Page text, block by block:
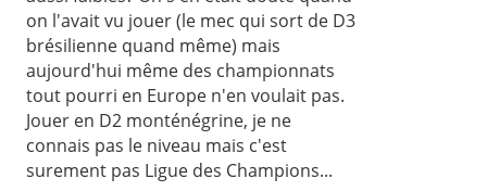
on l'avait vu jouer (le mec qui sort de D3
brésilienne quand même) mais
aujourd'hui même des championnats
tout pourri en Europe n'en voulait pas.
Jouer en D2 monténégrine, je ne
connais pas le niveau mais c'est
surement pas Ligue des Champions...